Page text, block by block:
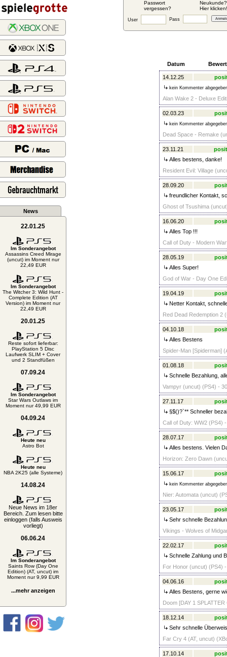
Passwort
vergessen?
Neukunde?
Hier klicken!
User Pass
News
22.01.25
Im Sonderangebot
Assassins Creed Mirage
(uncut) im Moment nur
22,49 EUR
Im Sonderangebot
The Witcher 3: Wild Hunt -
Complete Edition (AT
Version) im Moment nur
22,49 EUR
20.01.25
Reste sofort lieferbar:
PlayStation 5 Disc
Laufwerk SLIM + Cover
und 2 Standfüßen
07.09.24
Im Sonderangebot
Star Wars Outlaws im
Moment nur 49,99 EUR
04.09.24
Heute neu
Astro Bot
Heute neu
NBA 2K25 (alle Systeme)
14.08.24
Neue News im 18er
Bereich. Zum lesen bitte
einloggen (falls Ausweis
vorliegt)
06.06.24
Im Sonderangebot
Saints Row (Day One
Edition) (AT, uncut) im
Moment nur 9,99 EUR
...mehr anzeigen
Datum
14.12.25
kein Kommenter
Alan Wake 2 - Deluxe
02.03.23
kein Kommenter
Dead Space - Remake
23.11.21
Alles bestens, danke!
Resident Evil: Village
28.09.20
freundlicher Kontakt,
Ghost of Tsushima
16.06.20
Alles Top !!!
Call of Duty - Modern
28.05.19
Alles Super!
God of War - Day One
19.04.19
Netter Kontakt,
Red Dead Redemption 2
04.10.18
Alles Bestens
Spider-Man [Spiderman]
01.08.18
Schnelle Bezahlung,
Vampyr (uncut) (PS4) -
27.11.17
§$()?`** Schneller
Call of Duty: WW2 (PS4)
28.07.17
Alles bestens. Vielen
Horizon: Zero Dawn
15.06.17
kein Kommenter
Nier: Automata (uncut)
23.05.17
Sehr schnelle
Vikings - Wolves of
22.02.17
Schnelle Zahlung und
For Honor (uncut) (PS4)
04.06.16
Alles Bestens, gerne
Doom [DAY 1
18.12.14
Sehr schnelle
Far Cry 4 (AT, uncut)
17.10.14